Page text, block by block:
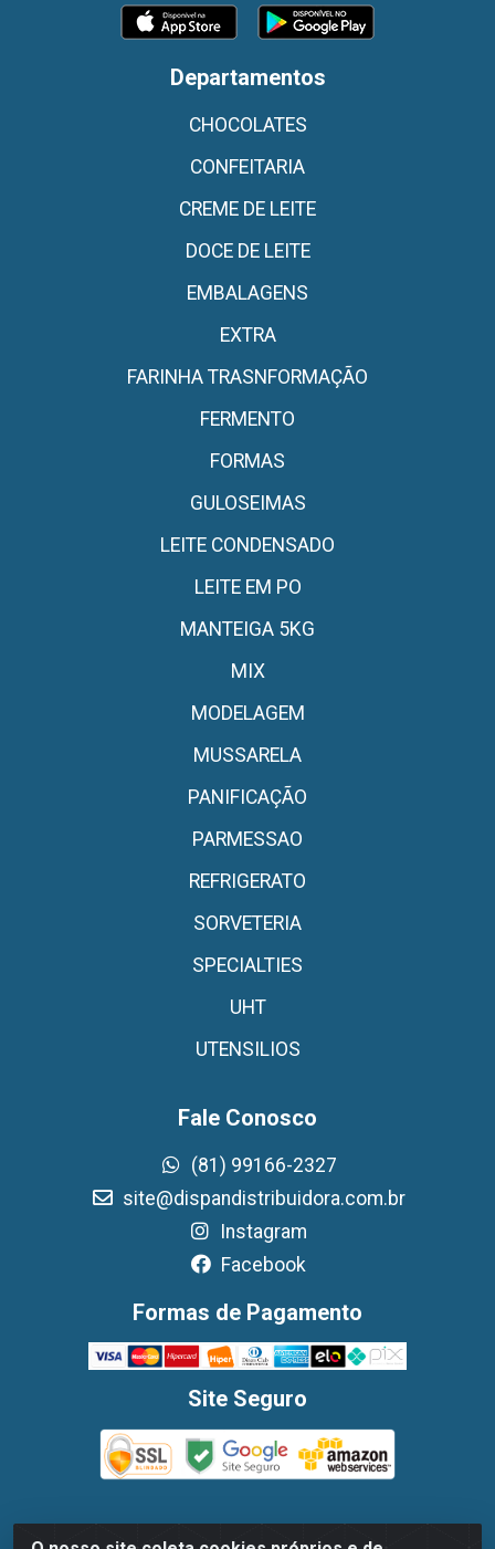
Departamentos
CHOCOLATES
CONFEITARIA
CREME DE LEITE
DOCE DE LEITE
EMBALAGENS
EXTRA
FARINHA TRASNFORMAÇÃO
FERMENTO
FORMAS
GULOSEIMAS
LEITE CONDENSADO
LEITE EM PO
MANTEIGA 5KG
MIX
MODELAGEM
MUSSARELA
PANIFICAÇÃO
PARMESSAO
REFRIGERATO
SORVETERIA
SPECIALTIES
UHT
UTENSILIOS
Fale Conosco
(81) 99166-2327
site@dispandistribuidora.com.br
Instagram
Facebook
Formas de Pagamento
Site Seguro